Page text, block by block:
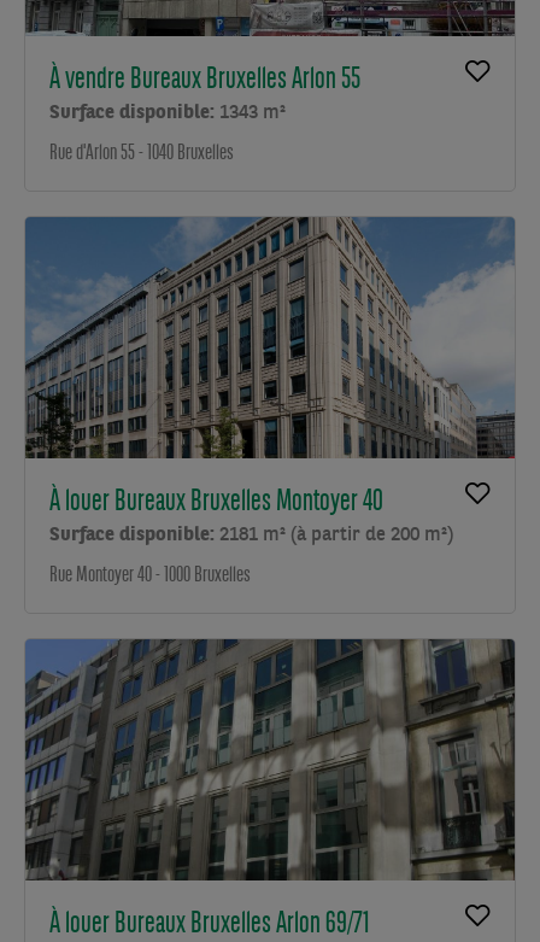
À vendre Bureaux Bruxelles Arlon 55
Surface disponible: 1343 m²
Rue d'Arlon 55 - 1040 Bruxelles
À louer Bureaux Bruxelles Montoyer 40
Surface disponible: 2181 m² (à partir de 200 m²)
Rue Montoyer 40 - 1000 Bruxelles
À louer Bureaux Bruxelles Arlon 69/71